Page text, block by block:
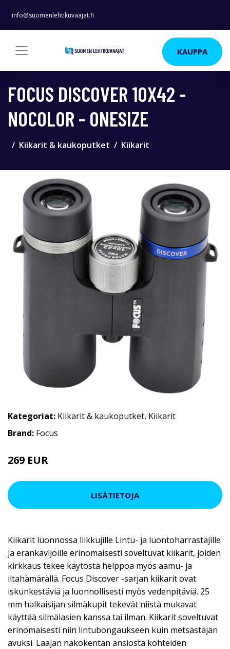
info@suomenlehtikuvaajat.fi
KAUPPA
FOCUS DISCOVER 10X42 -
NOCOLOR - ONESIZE
Kiikarit & kaukoputket Kiikarit
Kategoriat: Kiikarit & kaukoputket, Kiikarit
Brand: Focus
269 EUR
LISÄTIETOJA
Kiikarit luonnossa liikkujille Lintu- ja luontoharrastajille
ja eränkävijöille erinomaisesti soveltuvat kiikarit, joiden
kirkkaus tekee käytöstä helppoa myös aamu- ja
iltahämärällä. Focus Discover -sarjan kiikarit ovat
iskunkestäviä ja luonnollisesti myös vedenpitäviä. 25
mm halkaisijan silmäkupit tekevät niistä mukavat
käyttää silmälasien kanssa tai ilman. Kiikarit soveltuvat
erinomaisesti niin lintubongaukseen kuin metsästäjän
avuksi. Laajan näkökentän ansiosta kohteiden